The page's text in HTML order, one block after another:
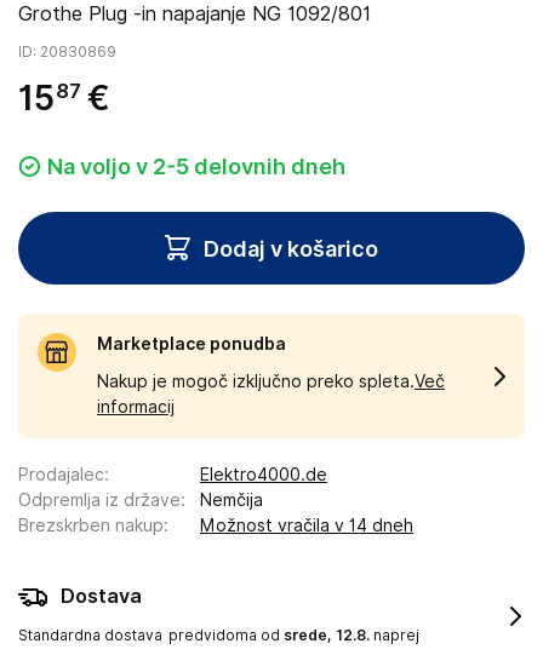
Grothe Plug -in napajanje NG 1092/801
ID: 20830869
1587 €
Na voljo v 2-5 delovnih dneh
Dodaj v košarico
Marketplace ponudba
Nakup je mogoč izključno preko spleta.Več
informacij
Prodajalec:
Elektro4000.de
Odpremlja iz države:
Nemčija
Brezskrben nakup: Možnost vračila v 14 dneh
Dostava
Standardna dostava predvidoma od srede, 12.8. naprej